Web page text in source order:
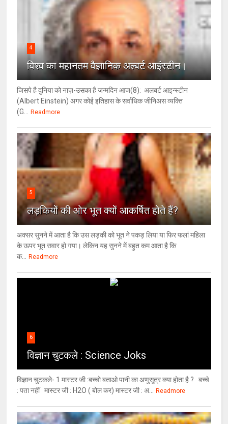
4
विश्‍व का महानतम वैज्ञानिक अल्बर्ट आइंस्टीन।
जिसपे है दुनिया को नाज़-उसका है जन्मदिन आज(8): अलबर्ट आइन्स्टीन
(Albert Einstein) अगर कोई इतिहास के सर्वाधिक जीनिअस व्यक्ति
(G...
Readmore
5
लड़कियों की ओर भूत क्‍यों आकर्षित होते हैं?
अक्सर सुनने में आता है कि उस लड़की को भूत ने पकड़ लिया या फिर फलां महिला
के ऊपर भूत सवार हो गया। लेकिन यह सुनने में बहुत कम आता है कि
क...
Readmore
6
विज्ञान चुटकले : Science Joks
विज्ञान चुटकले- 1 मास्टर जी :बच्चो बताओ पानी का अणुसूत्र क्या होता है ? बच्चे
: पता नहीं मास्टर जी : H2O ( बोल कर) मास्टर जी : अ...
Readmore